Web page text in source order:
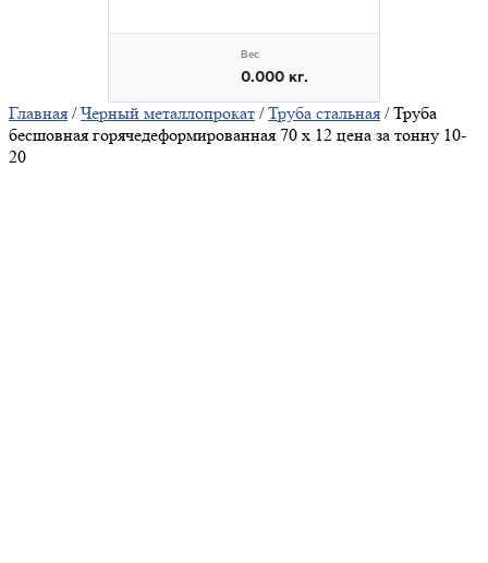
Главная /Черный металлопрокат /Труба стальная / Труба
бесшовная горячедеформированная 70 х 12 цена за тонну 10-
20